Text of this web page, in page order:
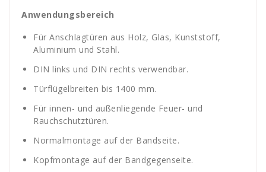
Anwendungsbereich
Für Anschlagtüren aus Holz, Glas, Kunststoff,
Aluminium und Stahl.
DIN links und DIN rechts verwendbar.
Türflügelbreiten bis 1400 mm.
Für innen- und außenliegende Feuer- und
Rauchschutztüren.
Normalmontage auf der Bandseite.
Kopfmontage auf der Bandgegenseite.